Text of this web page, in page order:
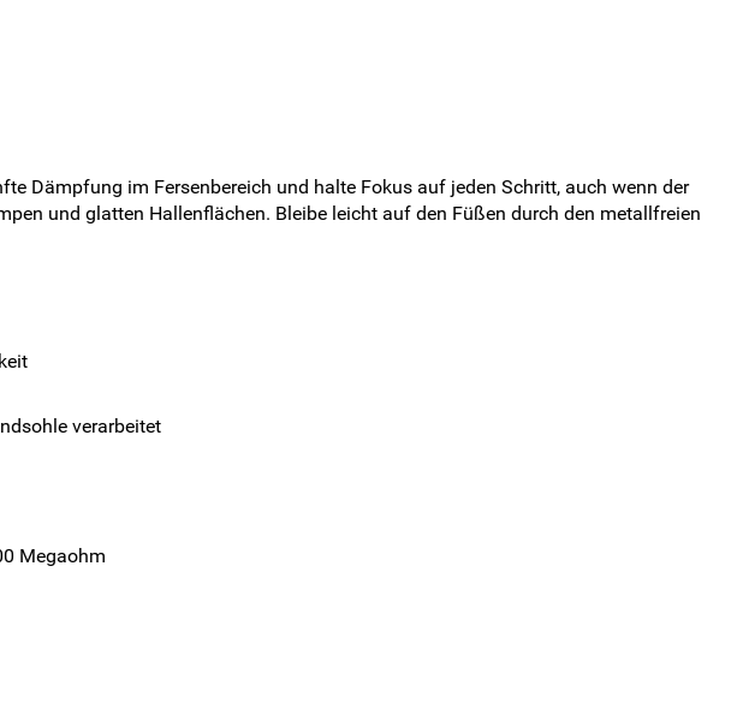
Dämpfung im Fersenbereich und halte Fokus auf jeden Schritt, auch wenn der
und glatten Hallenflächen. Bleibe leicht auf den Füßen durch den metallfreien
verarbeitet
Megaohm